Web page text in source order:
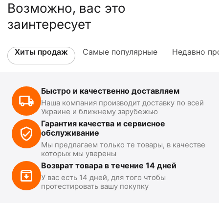
Возможно, вас это
заинтересует
Хиты продаж Самые популярные Недавно
Быстро и качественно доставляем
Наша компания производит доставку по всей
Украине и ближнему зарубежью
Гарантия качества и сервисное
обслуживание
Мы предлагаем только те товары, в качестве
которых мы уверены
Возврат товара в течение 14 дней
У вас есть 14 дней, для того чтобы
протестировать вашу покупку